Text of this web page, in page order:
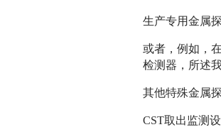
生产专用金属
或者，例如，
检测器，所述
其他特殊金属
CST取出监测